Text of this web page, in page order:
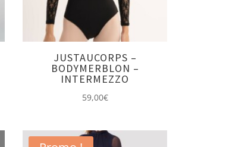
JUSTAUCORPS –
BODYMERBLON –
INTERMEZZO
59,00€